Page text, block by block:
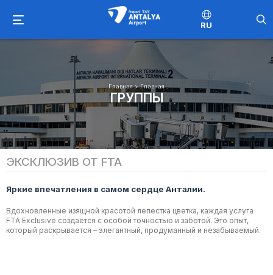
RU
Главная>Главная
ГРУППЫ
ЭКСКЛЮЗИВ ОТ FTA
Яркие впечатления в самом сердце Анталии.
Вдохновленные изящной красотой лепестка цветка, каждая услуга
FTA Exclusive создается с особой точностью и заботой. Это опыт,
который раскрывается – элегантный, продуманный и незабываемый.